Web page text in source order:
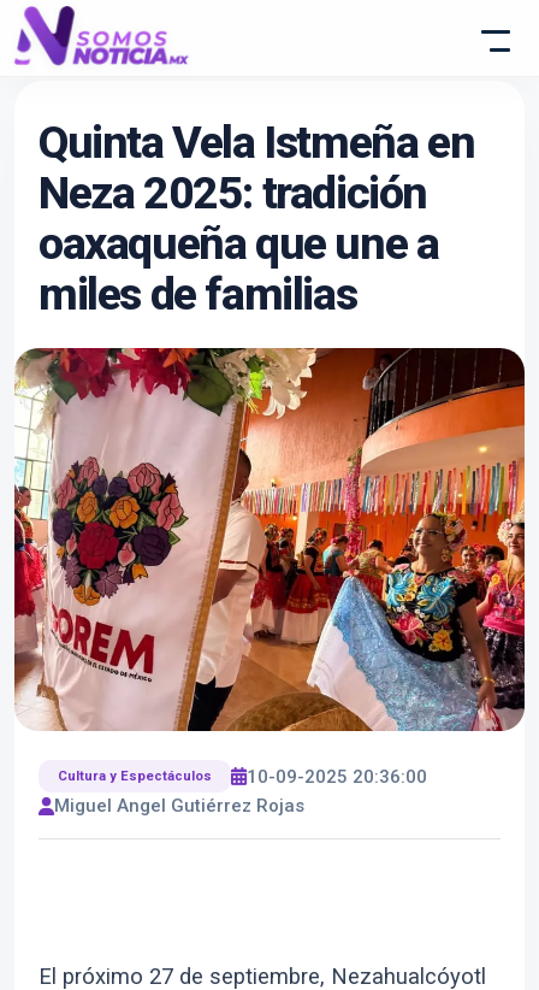
Quinta Vela Istmeña en
Neza 2025: tradición
oaxaqueña que une a
miles de familias
Cultura y Espectáculos
10-09-2025 20:36:00
Miguel Angel Gutiérrez Rojas
El próximo 27 de septiembre, Nezahualcóyotl